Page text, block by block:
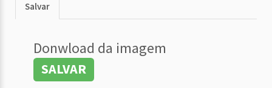
Salvar
Donwload da imagem
SALVAR